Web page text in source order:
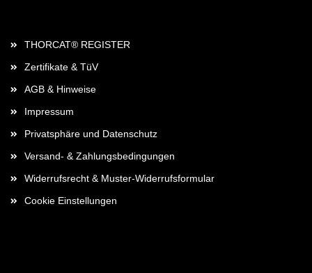
THORCAT® REGISTER
Zertifikate & TüV
AGB & Hinweise
Impressum
Privatsphäre und Datenschutz
Versand- & Zahlungsbedingungen
Widerrufsrecht & Muster-Widerrufsformular
Cookie Einstellungen